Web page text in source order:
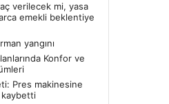
verilecek mi, yasa
emekli beklentiye
yangını
Konfor ve
Pres makinesine
kaybetti